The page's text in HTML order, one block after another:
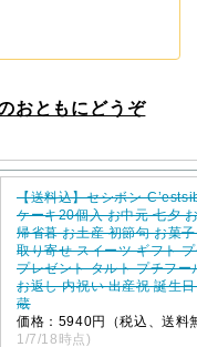
おともにどうぞ
【送料込】セシボン-
ケーキ20個入 お中元 七夕
帰省暮 お土産 初節句 お菓
取り寄せ スイーツ ギフト
プレゼント タルト プチフー
お返し 内祝い 出産祝 誕生
蔵
価格：5940円（税込、送料
1/7/18時点)